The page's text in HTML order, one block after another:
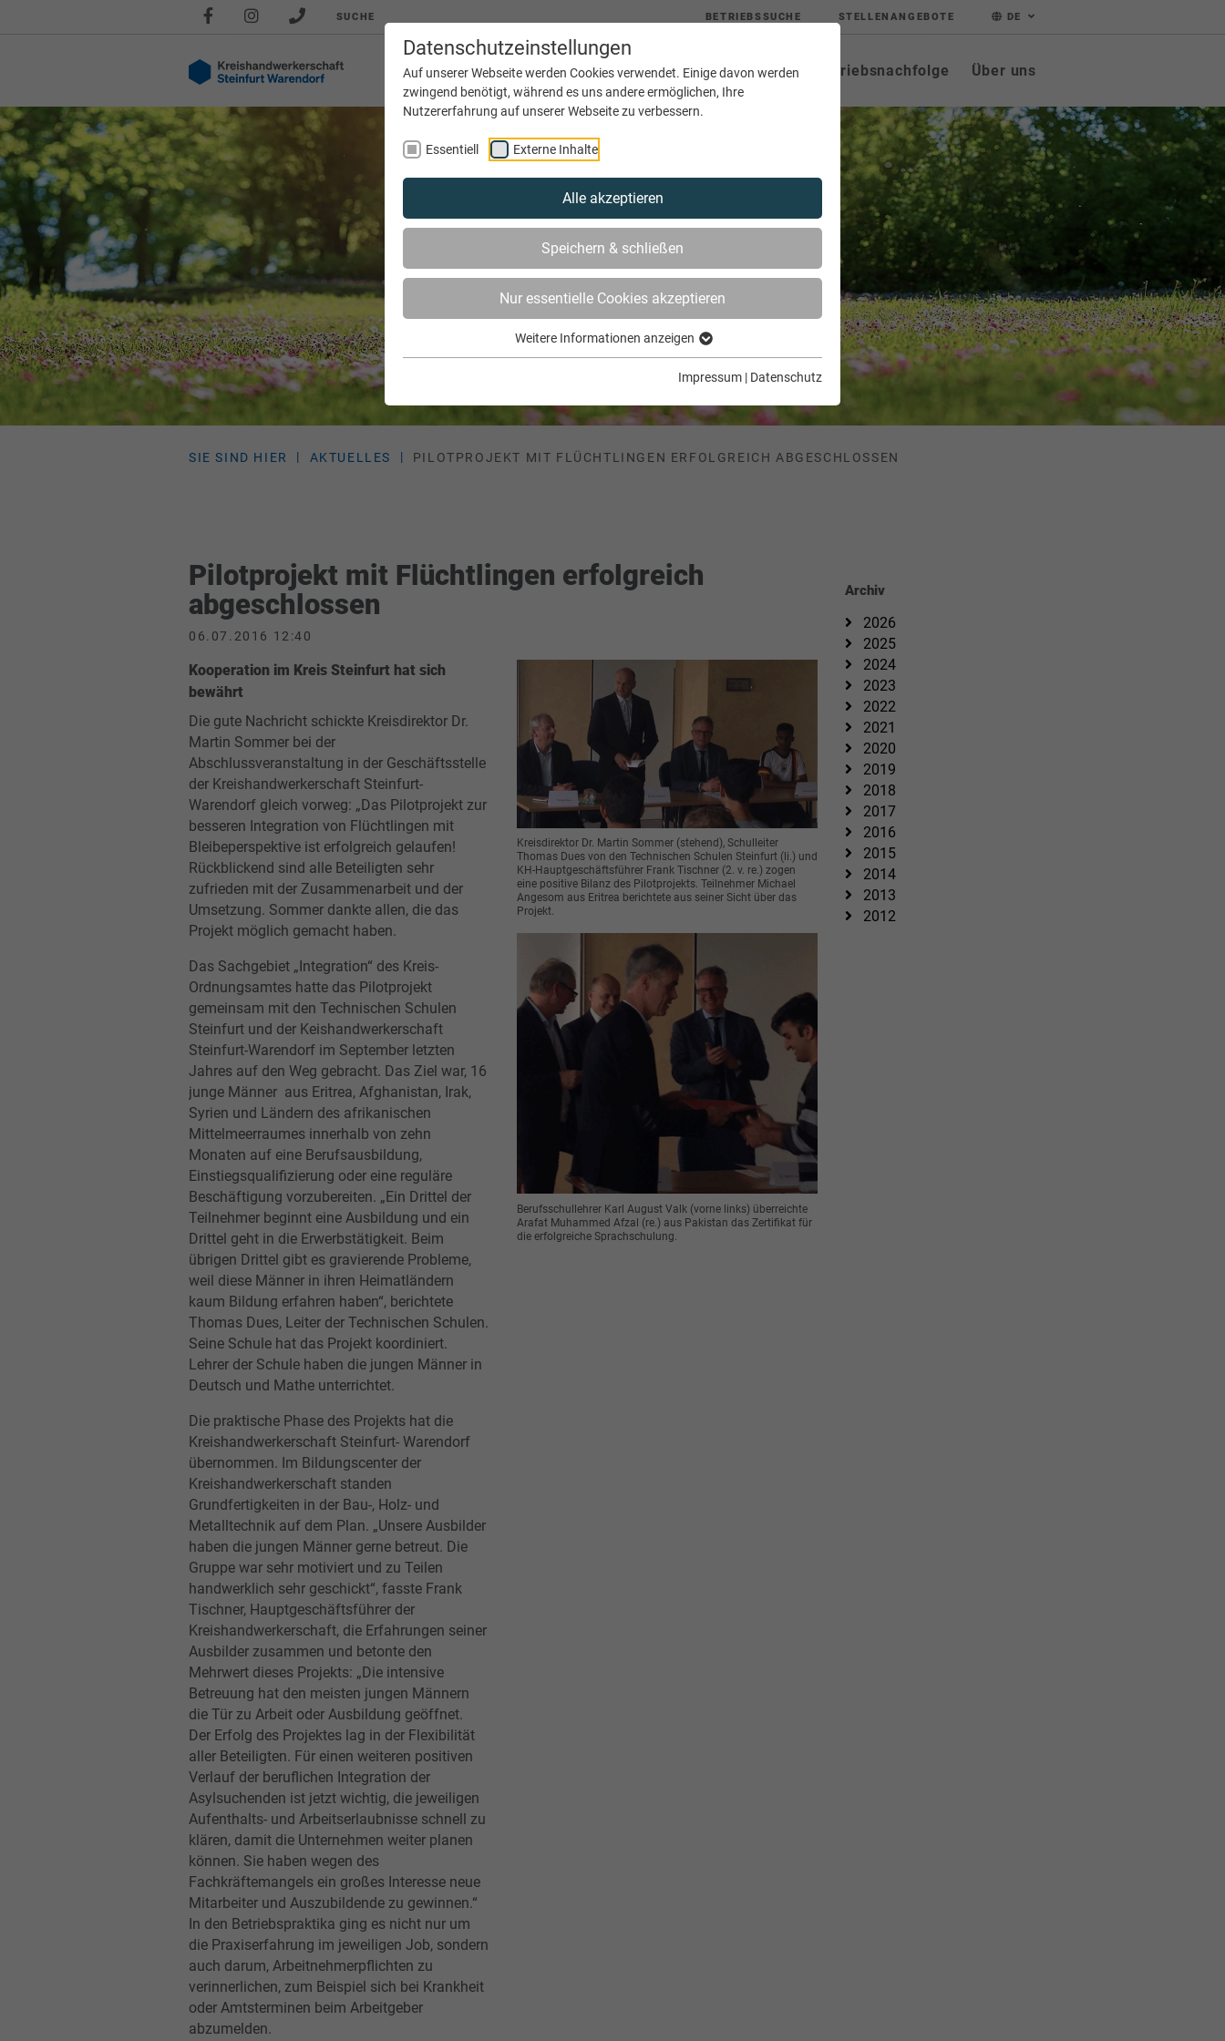
Datenschutzeinstellungen
Auf unserer Webseite werden Cookies verwendet. Einige davon werden
zwingend benötigt, während es uns andere ermöglichen, Ihre
Nutzererfahrung auf unserer Webseite zu verbessern.
Essentiell Externe Inhalte
Alle akzeptieren
Speichern & schließen
Nur essentielle Cookies akzeptieren
Weitere Informationen anzeigen
Impressum | Datenschutz
SUCHE BETRIEBSSUCHE STELLENANGEBOTE DE
Aktuelles Service Bildung Innungen Netzwerke Betriebsnachfolge Über uns
SIE SIND HIER AKTUELLES PILOTPROJEKT MIT FLÜCHTLINGEN ERFOLGREICH ABGESCHLOSSEN
Pilotprojekt mit Flüchtlingen erfolgreich
abgeschlossen
06.07.2016 12:40
Kooperation im Kreis Steinfurt hat sich
bewährt
Die gute Nachricht schickte Kreisdirektor Dr.
Martin Sommer bei der
Abschlussveranstaltung in der Geschäftsstelle
der Kreishandwerkerschaft Steinfurt-
Warendorf gleich vorweg: „Das Pilotprojekt zur
besseren Integration von Flüchtlingen mit
Bleibeperspektive ist erfolgreich gelaufen!
Rückblickend sind alle Beteiligten sehr
zufrieden mit der Zusammenarbeit und der
Umsetzung. Sommer dankte allen, die das
Projekt möglich gemacht haben.
Das Sachgebiet „Integration“ des Kreis-
Ordnungsamtes hatte das Pilotprojekt
gemeinsam mit den Technischen Schulen
Steinfurt und der Keishandwerkerschaft
Steinfurt-Warendorf im September letzten
Jahres auf den Weg gebracht. Das Ziel war, 16
junge Männer aus Eritrea, Afghanistan, Irak,
Syrien und Ländern des afrikanischen
Mittelmeerraumes innerhalb von zehn
Monaten auf eine Berufsausbildung,
Einstiegsqualifizierung oder eine reguläre
Beschäftigung vorzubereiten. „Ein Drittel der
Teilnehmer beginnt eine Ausbildung und ein
Drittel geht in die Erwerbstätigkeit. Beim
übrigen Drittel gibt es gravierende Probleme,
weil diese Männer in ihren Heimatländern
kaum Bildung erfahren haben“, berichtete
Thomas Dues, Leiter der Technischen Schulen.
Seine Schule hat das Projekt koordiniert.
Lehrer der Schule haben die jungen Männer in
Deutsch und Mathe unterrichtet.
Die praktische Phase des Projekts hat die
Kreishandwerkerschaft Steinfurt- Warendorf
übernommen. Im Bildungscenter der
Kreishandwerkerschaft standen
Grundfertigkeiten in der Bau-, Holz- und
Metalltechnik auf dem Plan. „Unsere Ausbilder
haben die jungen Männer gerne betreut. Die
Gruppe war sehr motiviert und zu Teilen
handwerklich sehr geschickt“, fasste Frank
Tischner, Hauptgeschäftsführer der
Kreishandwerkerschaft, die Erfahrungen seiner
Ausbilder zusammen und betonte den
Mehrwert dieses Projekts: „Die intensive
Betreuung hat den meisten jungen Männern
die Tür zu Arbeit oder Ausbildung geöffnet.
Der Erfolg des Projektes lag in der Flexibilität
aller Beteiligten. Für einen weiteren positiven
Verlauf der beruflichen Integration der
Asylsuchenden ist jetzt wichtig, die jeweiligen
Aufenthalts- und Arbeitserlaubnisse schnell zu
klären, damit die Unternehmen weiter planen
können. Sie haben wegen des
Fachkräftemangels ein großes Interesse neue
Mitarbeiter und Auszubildende zu gewinnen.“
In den Betriebspraktika ging es nicht nur um
die Praxiserfahrung im jeweiligen Job, sondern
auch darum, Arbeitnehmerpflichten zu
verinnerlichen, zum Beispiel sich bei Krankheit
oder Amtsterminen beim Arbeitgeber
abzumelden.
Kreisdirektor Dr. Martin Sommer (stehend), Schulleiter
Thomas Dues von den Technischen Schulen Steinfurt (li.) und
KH-Hauptgeschäftsführer Frank Tischner (2. v. re.) zogen
eine positive Bilanz des Pilotprojekts. Teilnehmer Michael
Angesom aus Eritrea berichtete aus seiner Sicht über das
Projekt.
Berufsschullehrer Karl August Valk (vorne links) überreichte
Arafat Muhammed Afzal (re.) aus Pakistan das Zertifikat für
die erfolgreiche Sprachschulung.
Archiv
2026
2025
2024
2023
2022
2021
2020
2019
2018
2017
2016
2015
2014
2013
2012